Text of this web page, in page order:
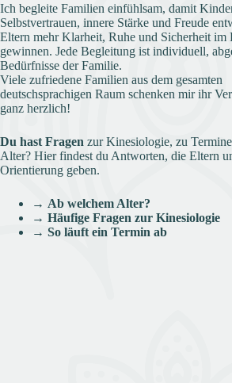
Ich begleite Familien einfühlsam, damit
Selbstvertrauen, innere Stärke und Freude
Eltern mehr Klarheit, Ruhe und Sicherheit im
gewinnen. Jede Begleitung ist individuell,
Bedürfnisse der Familie.
Viele zufriedene Familien aus dem gesamten
deutschsprachigen Raum schenken mir ihr
ganz herzlich!
Du hast Fragen zur Kinesiologie, zu
Alter? Hier findest du Antworten, die Eltern
Orientierung geben.
→ Ab welchem Alter?
→ Häufige Fragen zur Kinesiologie
→ So läuft ein Termin ab